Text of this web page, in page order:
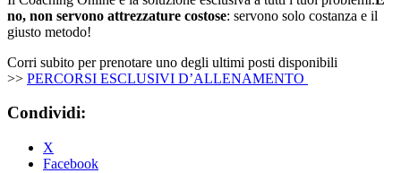
no, non servono attrezzature costose: servono solo costanza e il
giusto metodo!
Corri subito per prenotare uno degli ultimi posti disponibili
>> PERCORSI ESCLUSIVI D’ALLENAMENTO
Condividi:
X
Facebook